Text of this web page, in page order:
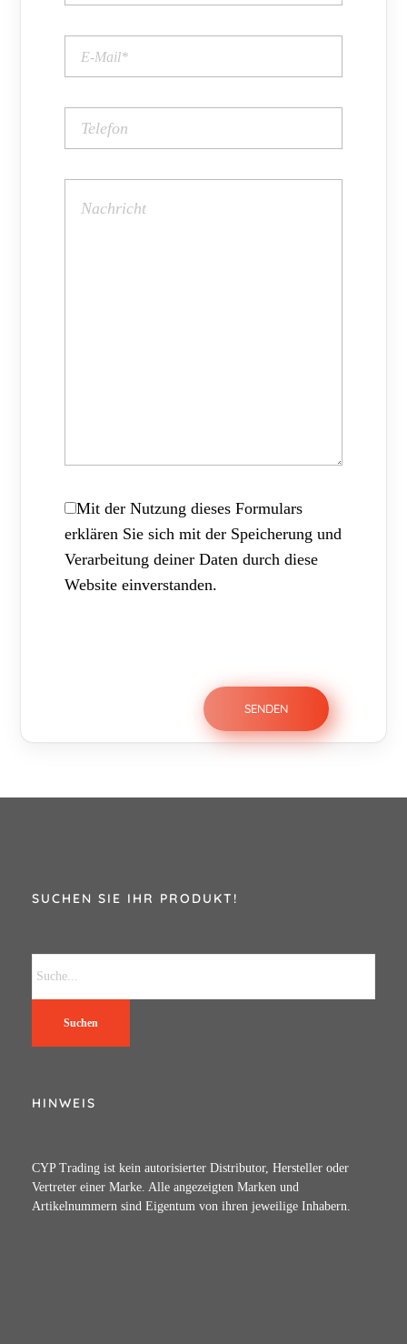
Mit der Nutzung dieses Formulars
erklären Sie sich mit der Speicherung und
Verarbeitung deiner Daten durch diese
Website einverstanden.
SUCHEN SIE IHR PRODUKT!
Suchen
HINWEIS
CYP Trading ist kein autorisierter Distributor, Hersteller oder
Vertreter einer Marke. Alle angezeigten Marken und
Artikelnummern sind Eigentum von ihren jeweilige Inhabern.